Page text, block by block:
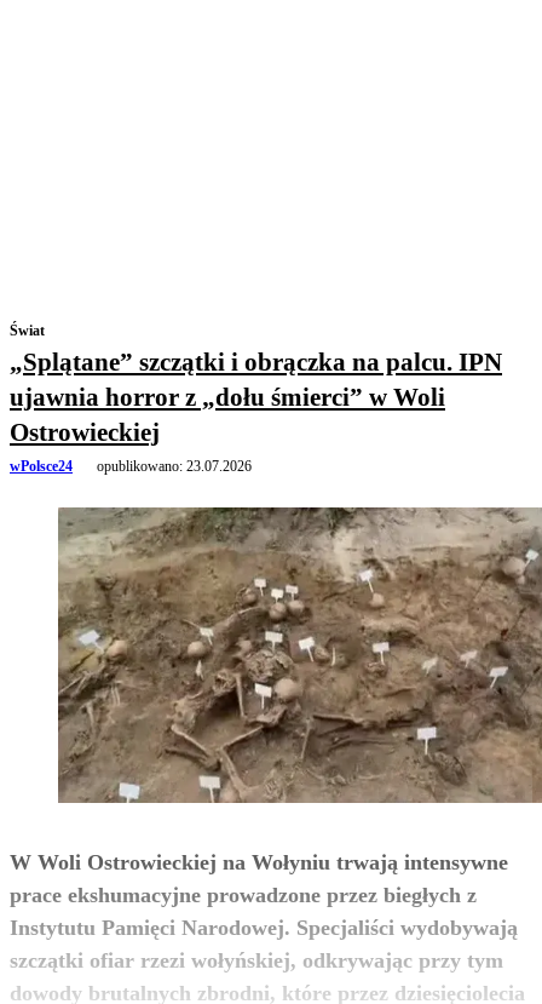
Świat
„Splątane” szczątki i obrączka na palcu. IPN
ujawnia horror z „dołu śmierci” w Woli
Ostrowieckiej
wPolsce24 opublikowano: 23.07.2026
W Woli Ostrowieckiej na Wołyniu trwają intensywne
prace ekshumacyjne prowadzone przez biegłych z
Instytutu Pamięci Narodowej. Specjaliści wydobywają
szczątki ofiar rzezi wołyńskiej, odkrywając przy tym
dowody brutalnych zbrodni, które przez dziesięciolecia